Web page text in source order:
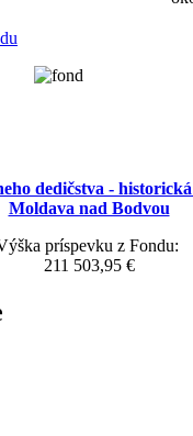
dedičstva - historická
Moldava nad Bodvou
príspevku z Fondu:
211 503,95 €